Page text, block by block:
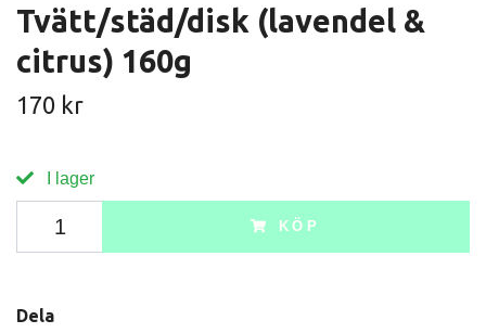
Tvätt/städ/disk (lavendel &
citrus) 160g
170 kr
I lager
KÖP
Dela